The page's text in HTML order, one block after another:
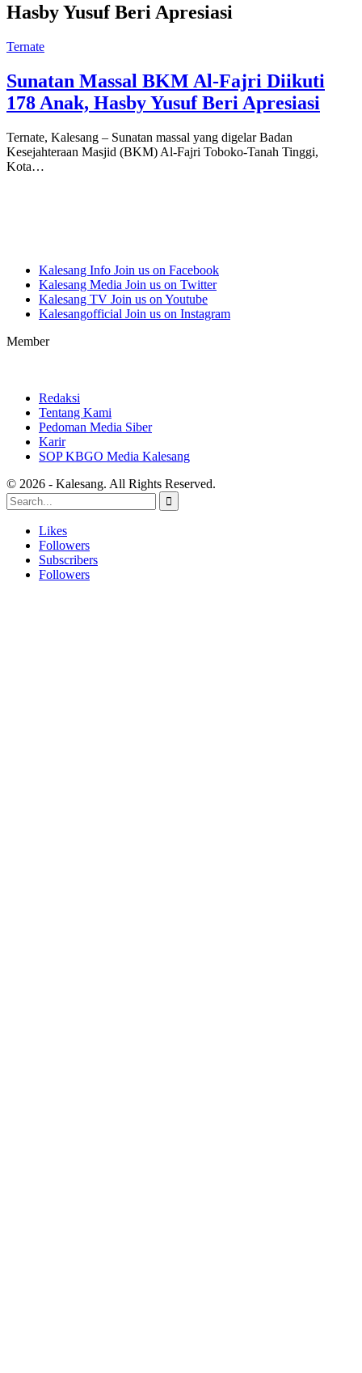
Hasby Yusuf Beri Apresiasi
Ternate
Sunatan Massal BKM Al-Fajri Diikuti
178 Anak, Hasby Yusuf Beri Apresiasi
Ternate, Kalesang – Sunatan massal yang digelar Badan
Kesejahteraan Masjid (BKM) Al-Fajri Toboko-Tanah Tinggi,
Kota…
Kalesang Info Join us on Facebook
Kalesang Media Join us on Twitter
Kalesang TV Join us on Youtube
Kalesangofficial Join us on Instagram
Member
Redaksi
Tentang Kami
Pedoman Media Siber
Karir
SOP KBGO Media Kalesang
© 2026 - Kalesang. All Rights Reserved.
Likes
Followers
Subscribers
Followers